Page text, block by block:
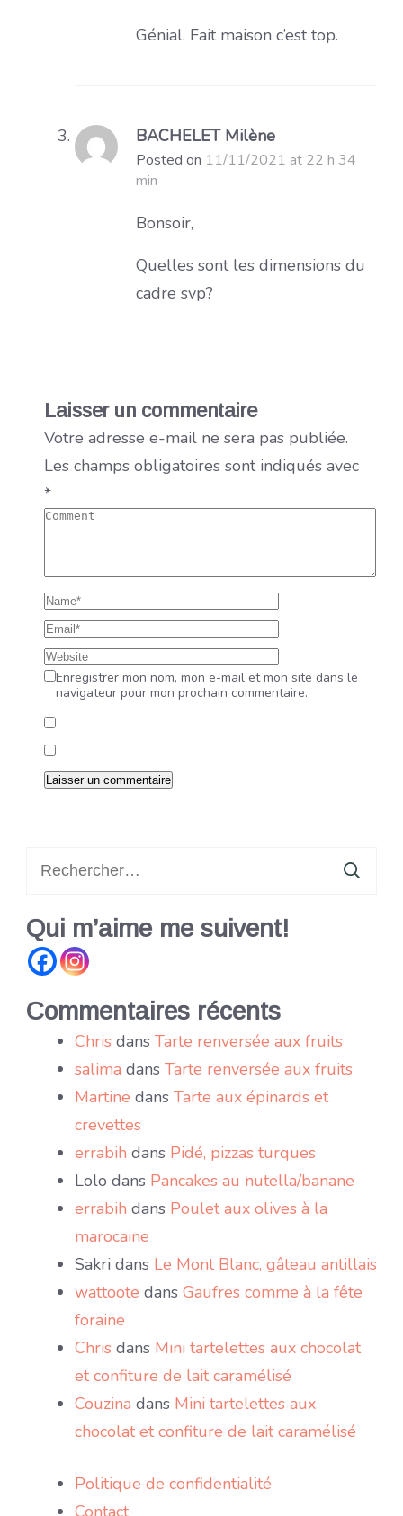
Génial. Fait maison c’est top.
BACHELET Milène
Posted on 11/11/2021 at 22 h 34
min
Bonsoir,
Quelles sont les dimensions du
cadre svp?
Laisser un commentaire
Votre adresse e-mail ne sera pas publiée.
Les champs obligatoires sont indiqués avec
*
Enregistrer mon nom, mon e-mail et mon site dans le
navigateur pour mon prochain commentaire.
Qui m’aime me suivent!
Commentaires récents
Chris dans Tarte renversée aux fruits
salima dans Tarte renversée aux fruits
Martine dans Tarte aux épinards et
crevettes
errabih dans Pidé, pizzas turques
Lolo dans Pancakes au nutella/banane
errabih dans Poulet aux olives à la
marocaine
Sakri dans Le Mont Blanc, gâteau antillais
wattoote dans Gaufres comme à la fête
foraine
Chris dans Mini tartelettes aux chocolat
et confiture de lait caramélisé
Couzina dans Mini tartelettes aux
chocolat et confiture de lait caramélisé
Politique de confidentialité
Contact